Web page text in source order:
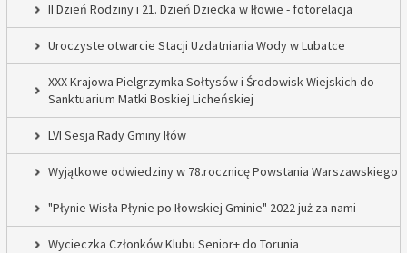
II Dzień Rodziny i 21. Dzień Dziecka w Iłowie - fotorelacja
Uroczyste otwarcie Stacji Uzdatniania Wody w Lubatce
XXX Krajowa Pielgrzymka Sołtysów i Środowisk Wiejskich do
Sanktuarium Matki Boskiej Licheńskiej
LVI Sesja Rady Gminy Iłów
Wyjątkowe odwiedziny w 78.rocznicę Powstania Warszawskiego
"Płynie Wisła Płynie po Iłowskiej Gminie" 2022 już za nami
Wycieczka Członków Klubu Senior+ do Torunia